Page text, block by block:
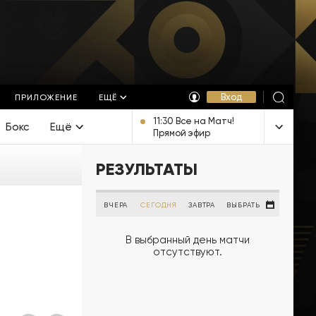
ПРИЛОЖЕНИЕ ЕЩЁ Вход
Бокс Ещё
11:30 Все на Матч!
Прямой эфир
РЕЗУЛЬТАТЫ
ВЧЕРА СЕГОДНЯ ЗАВТРА ВЫБРАТЬ
В выбранный день матчи
отсутствуют.